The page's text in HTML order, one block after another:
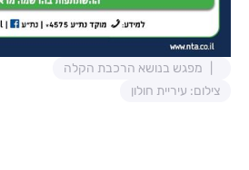
מפגש בנושא הרכבת הקלה
צילום: עיריית חולון